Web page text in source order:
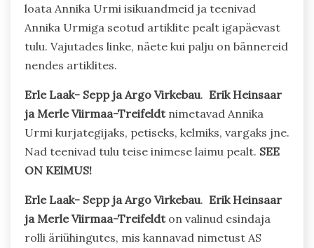
loata Annika Urmi isikuandmeid ja teenivad
Annika Urmiga seotud artiklite pealt igapäevast
tulu. Vajutades linke, näete kui palju on bännereid
nendes artiklites.
Erle Laak- Sepp ja Argo Virkebau. Erik Heinsaar
ja Merle Viirmaa-Treifeldt nimetavad Annika
Urmi kurjategijaks, petiseks, kelmiks, vargaks jne.
Nad teenivad tulu teise inimese laimu pealt. SEE
ON KElMUS!
Erle Laak- Sepp ja Argo Virkebau. Erik Heinsaar
ja Merle Viirmaa-Treifeldt on valinud esindaja
rolli äriühingutes, mis kannavad nimetust AS